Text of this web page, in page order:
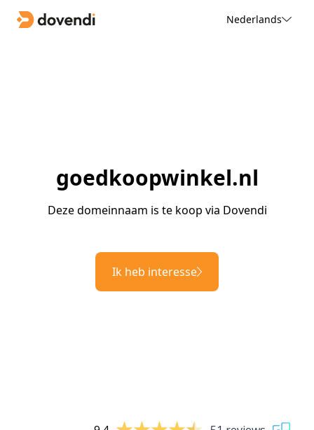
Nederlands
goedkoopwinkel.nl
Deze domeinnaam is te koop via Dovendi
Ik heb interesse